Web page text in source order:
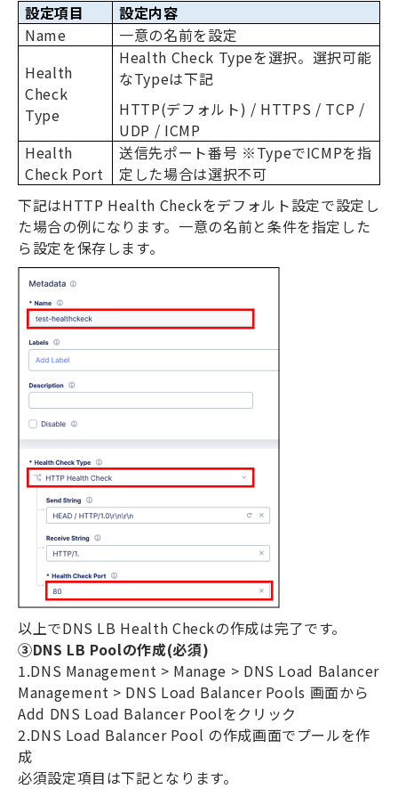
設定項目
設定内容
Name
一意の名前を設定
Health
Check
Type
Health Check Typeを選択。選択可能
なTypeは下記
HTTP(デフォルト) / HTTPS / TCP /
UDP / ICMP
Health
Check Port
送信先ポート番号 ※TypeでICMPを指
定した場合は選択不可
下記はHTTP Health Checkをデフォルト設定で設定し
た場合の例になります。一意の名前と条件を指定した
ら設定を保存します。
以上でDNS LB Health Checkの作成は完了です。
③DNS LB Poolの作成(必須)
1.DNS Management > Manage > DNS Load Balancer
Management > DNS Load Balancer Pools 画面から
Add DNS Load Balancer Poolをクリック
2.DNS Load Balancer Pool の作成画面でプールを作
成
必須設定項目は下記となります。